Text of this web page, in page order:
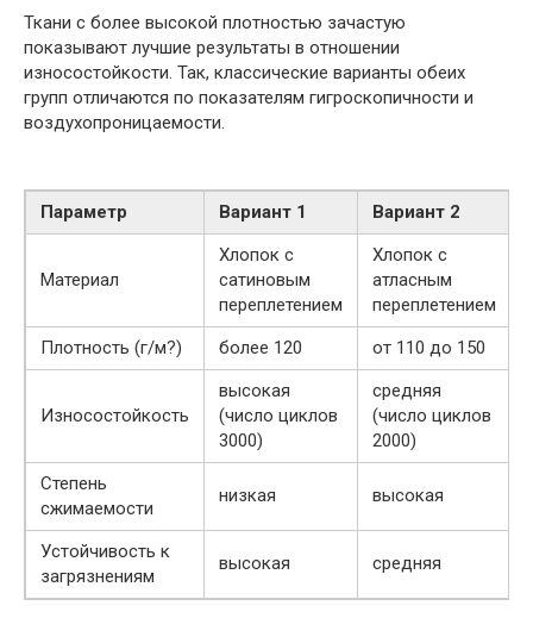
Ткани с более высокой плотностью зачастую
показывают лучшие результаты в отношении
износостойкости. Так, классические варианты обеих
групп отличаются по показателям гигроскопичности и
воздухопроницаемости.
Параметр Вариант 1 Вариант 2
Материал
Хлопок с
сатиновым
переплетением
Хлопок с
атласным
переплетением
Плотность (г/м?)
более 120 от 110 до 150
Износостойкость
высокая
(число циклов
3000)
средняя
(число циклов
2000)
Степень
сжимаемости
низкая высокая
Устойчивость к
загрязнениям
высокая средняя